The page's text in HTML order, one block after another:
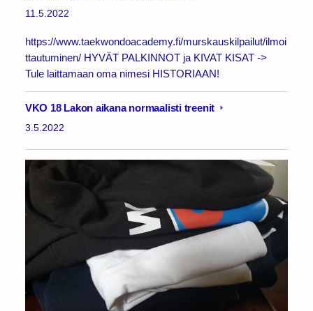
11.5.2022
https://www.taekwondoacademy.fi/murskauskilpailut/ilmoi
ttautuminen/ HYVÄT PALKINNOT ja KIVAT KISAT ->
Tule laittamaan oma nimesi HISTORIAAN!
VKO 18 Lakon aikana normaalisti treenit
3.5.2022